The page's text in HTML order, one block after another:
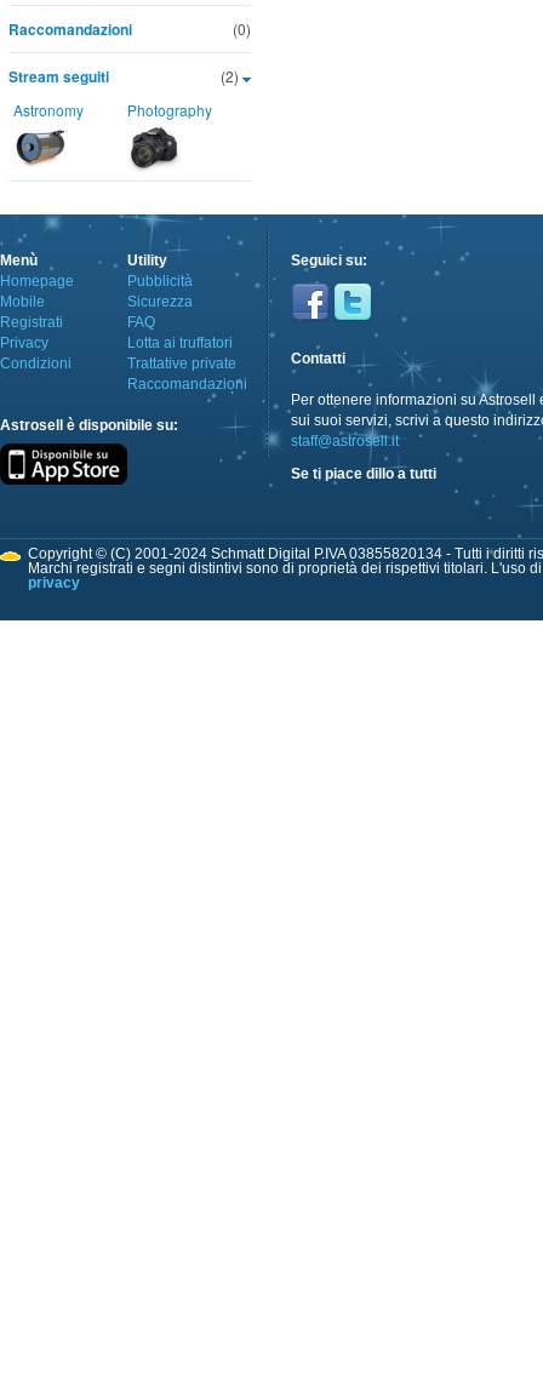
(0)
Raccomandazioni
(2)
Stream seguiti
Astronomy Photography
Menù
Homepage
Mobile
Registrati
Privacy
Condizioni
Utility
Pubblicità
Sicurezza
FAQ
Lotta ai truffatori
Trattative private
Raccomandazioni
Astrosell è disponibile su:
Seguici su:
Contatti
Per ottenere informazioni su Astrosell
sui suoi servizi, scrivi a questo
staff@astrosell.it
Se ti piace dillo a tutti
Copyright © (C) 2001-2024 Schmatt Digital P.IVA 03855820134 - Tutti i diritti
Marchi registrati e segni distintivi sono di proprietà dei rispettivi titolari. L'uso
privacy